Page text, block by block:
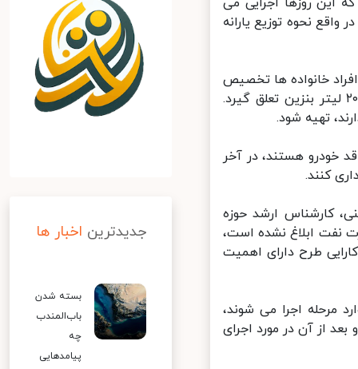
در واقع نحوه توزیع یارانه
خانواده ها تخصیص
داده می شود. در این طرح پیش بینی شده به هر فرد از جامعه ماهیانه ۲۰ لیتر بنزین تعلق گیرد.
تهیه شود.
خودرو هستند، در آخر
کنند.
کارشناس ارشد حوزه
نفت ابلاغ نشده است،
طرح دارای اهمیت
مرحله اجرا می شوند،
از آن در مورد اجرای
جدیدترین اخبار ها
بسته شدن
باب‌المندب
چه
پیامدهایی